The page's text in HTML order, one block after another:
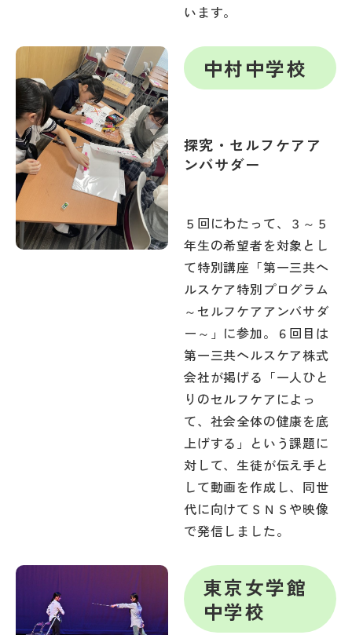
います。
中村中学校
探究・セルフケアア
ンバサダー
５回にわたって、３～５
年生の希望者を対象とし
て特別講座「第一三共ヘ
ルスケア特別プログラム
～セルフケアアンバサダ
ー～」に参加。６回目は
第一三共ヘルスケア株式
会社が掲げる「一人ひと
りのセルフケアによっ
て、社会全体の健康を底
上げする」という課題に
対して、生徒が伝え手と
して動画を作成し、同世
代に向けてＳＮＳや映像
で発信しました。
東京女学館
中学校